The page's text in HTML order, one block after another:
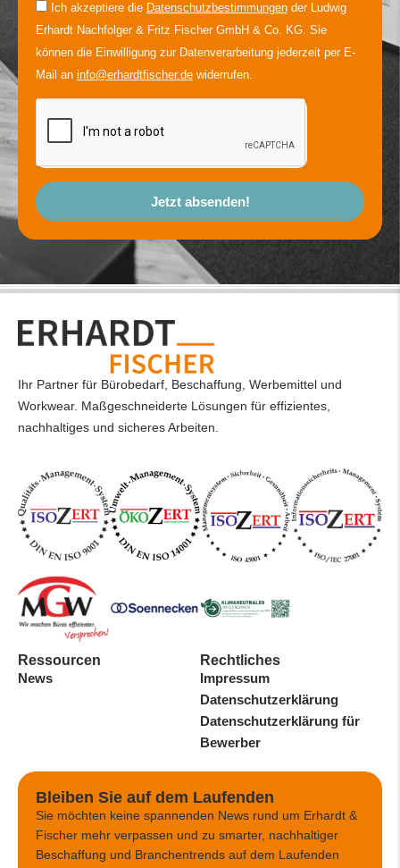
Ich akzeptiere die Datenschutzbestimmungen der Ludwig
Erhardt Nachfolger & Fritz Fischer GmbH & Co. KG. Sie
können die Einwilligung zur Datenverarbeitung jederzeit per E-
Mail an info@erhardtfischer.de widerrufen.
Jetzt absenden!
Ihr Partner für Bürobedarf, Beschaffung, Werbemittel und
Workwear. Maßgeschneiderte Lösungen für effizientes,
nachhaltiges und sicheres Arbeiten.
Ressourcen
News
Rechtliches
Impressum
Datenschutzerklärung
Datenschutzerklärung für
Bewerber
Bleiben Sie auf dem Laufenden
Sie möchten keine spannenden News rund um Erhardt &
Fischer mehr verpassen und zu smarter, nachhaltiger
Beschaffung und Branchentrends auf dem Laufenden